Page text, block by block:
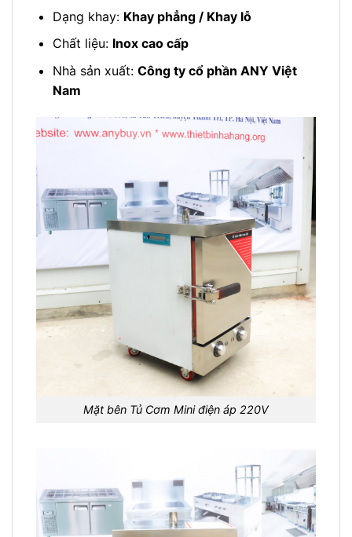
Dạng khay: Khay phẳng / Khay lỗ
Chất liệu: Inox cao cấp
Nhà sản xuất: Công ty cổ phần ANY Việt
Nam
Mặt bên Tủ Cơm Mini điện áp 220V